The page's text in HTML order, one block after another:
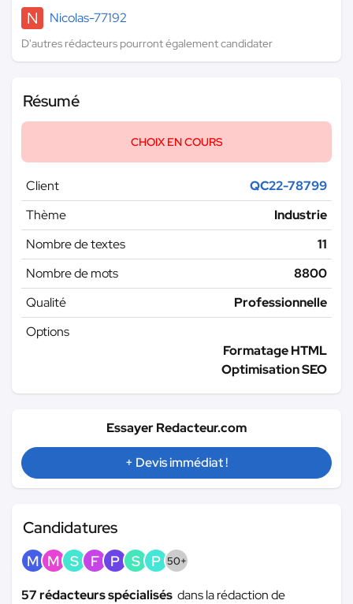
N
Nicolas-77192
D'autres rédacteurs pourront également candidater
Résumé
CHOIX EN COURS
Client
QC22-78799
Thème
Industrie
Nombre de textes
11
Nombre de mots
8800
Qualité
Professionnelle
Options
Formatage HTML
Optimisation SEO
Essayer Redacteur.com
+ Devis immédiat !
Candidatures
M M S F P S P 50+
57 rédacteurs spécialisés dans la rédaction de